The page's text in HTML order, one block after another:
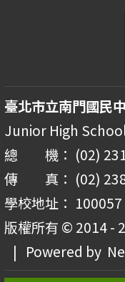
臺北市立南門國民
Junior High
總 機： (02)
傳 真： (02)
學校地址：
版權所有 © 2014 -
| Powered by